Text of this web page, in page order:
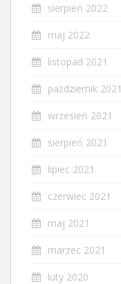
sierpień 2022
maj 2022
listopad 2021
październik 2021
wrzesień 2021
sierpień 2021
lipiec 2021
czerwiec 2021
maj 2021
marzec 2021
luty 2020